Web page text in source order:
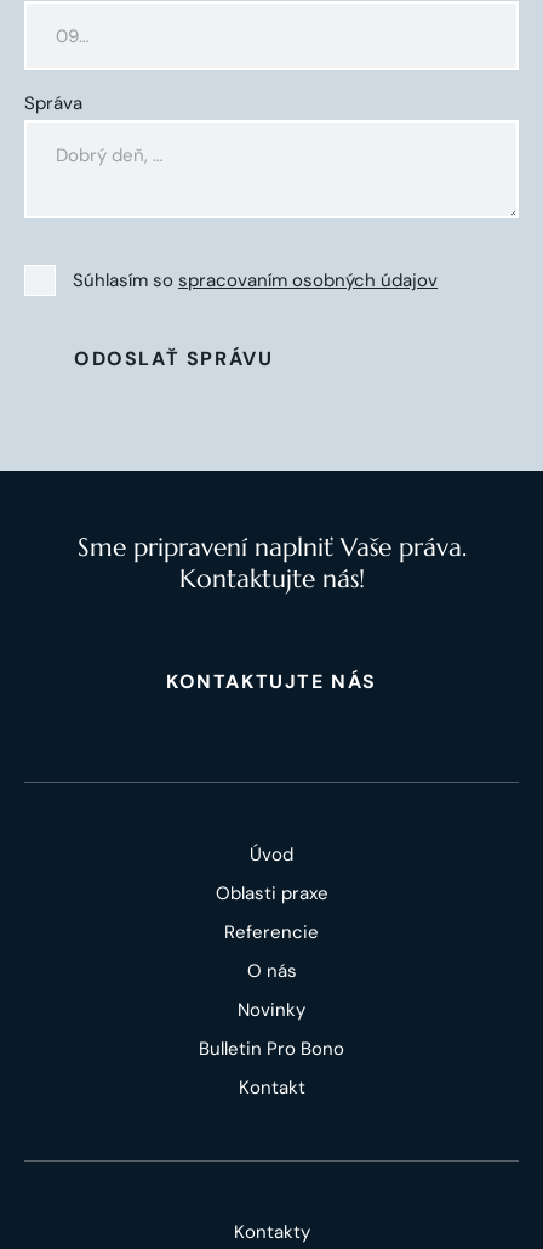
Správa
Súhlasím so spracovaním osobných údajov
ODOSLAŤ SPRÁVU
Sme pripravení naplniť Vaše práva.
Kontaktujte nás!
KONTAKTUJTE NÁS
Úvod
Oblasti praxe
Referencie
O nás
Novinky
Bulletin Pro Bono
Kontakt
Kontakty